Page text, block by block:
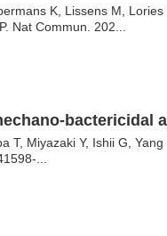
K, Lissens M,
Nat Commun. 202...
bactericidal
T, Miyazaki Y, Ishii G,
...